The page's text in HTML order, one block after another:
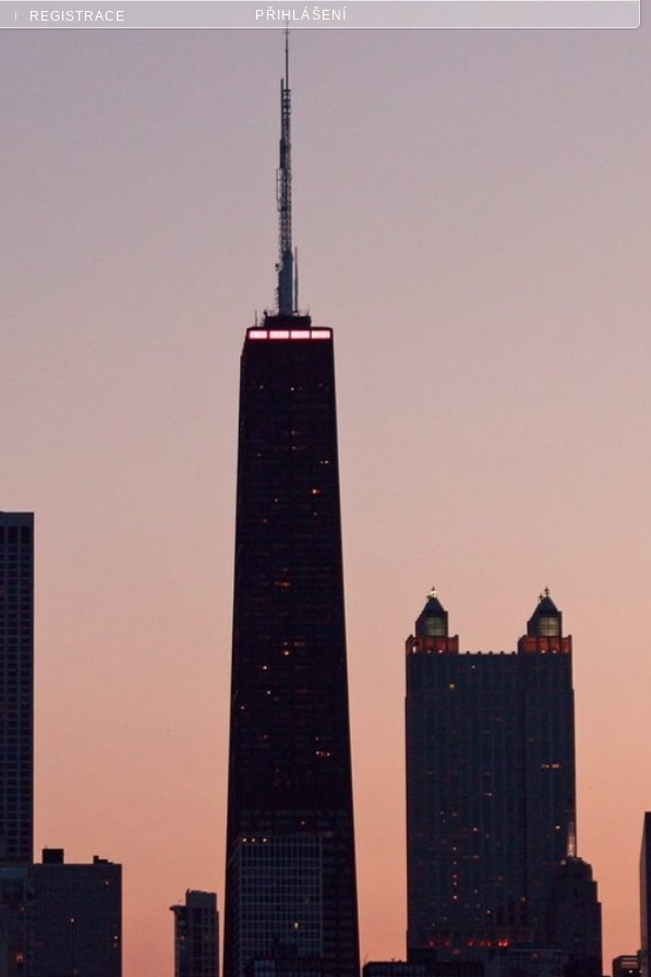
REGISTRACE PŘIHLÁŠENÍ